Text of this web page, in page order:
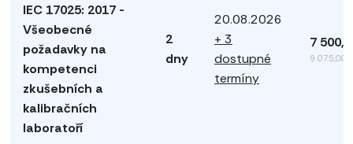
IEC 17025: 2017 -
Všeobecné
požadavky na
kompetenci
zkušebních a
kalibračních
laboratoří
2
dny
20.08.2026
+ 3
dostupné
termíny
7
9 075,00